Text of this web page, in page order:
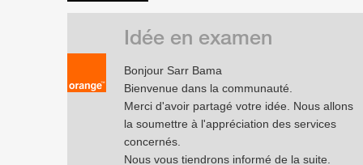
Bonjour Sarr Bama
Bienvenue dans la communauté.
Merci d'avoir partagé votre idée. Nous allons
la soumettre à l'appréciation des services
concernés.
Nous vous tiendrons informé de la suite.
Idée en examen